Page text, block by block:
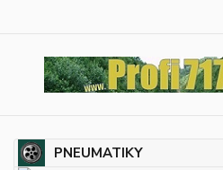
PNEUMATIKY